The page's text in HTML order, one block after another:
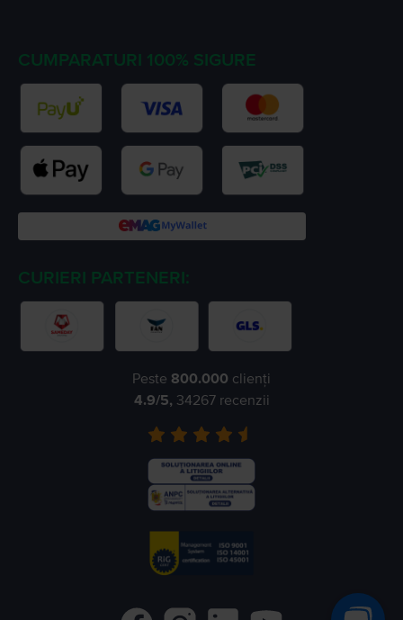
CUMPARATURI 100% SIGURE
CURIERI PARTENERI:
Peste 800.000 clienți
4.9/5, 34267 recenzii